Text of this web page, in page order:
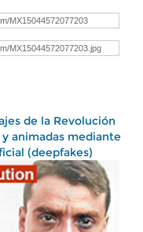
de la Revolución
animadas mediante
(deepfakes)